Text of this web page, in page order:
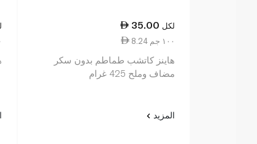
35.00 لكل
8.24 ١٠٠ جم
هاينز كاتشب طماطم بدون سكر
مضاف وملح 425 غرام
المزيد